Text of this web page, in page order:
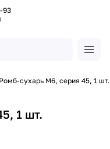
93
Ромб-сухарь М6, серия 45, 1 шт.
1 шт.